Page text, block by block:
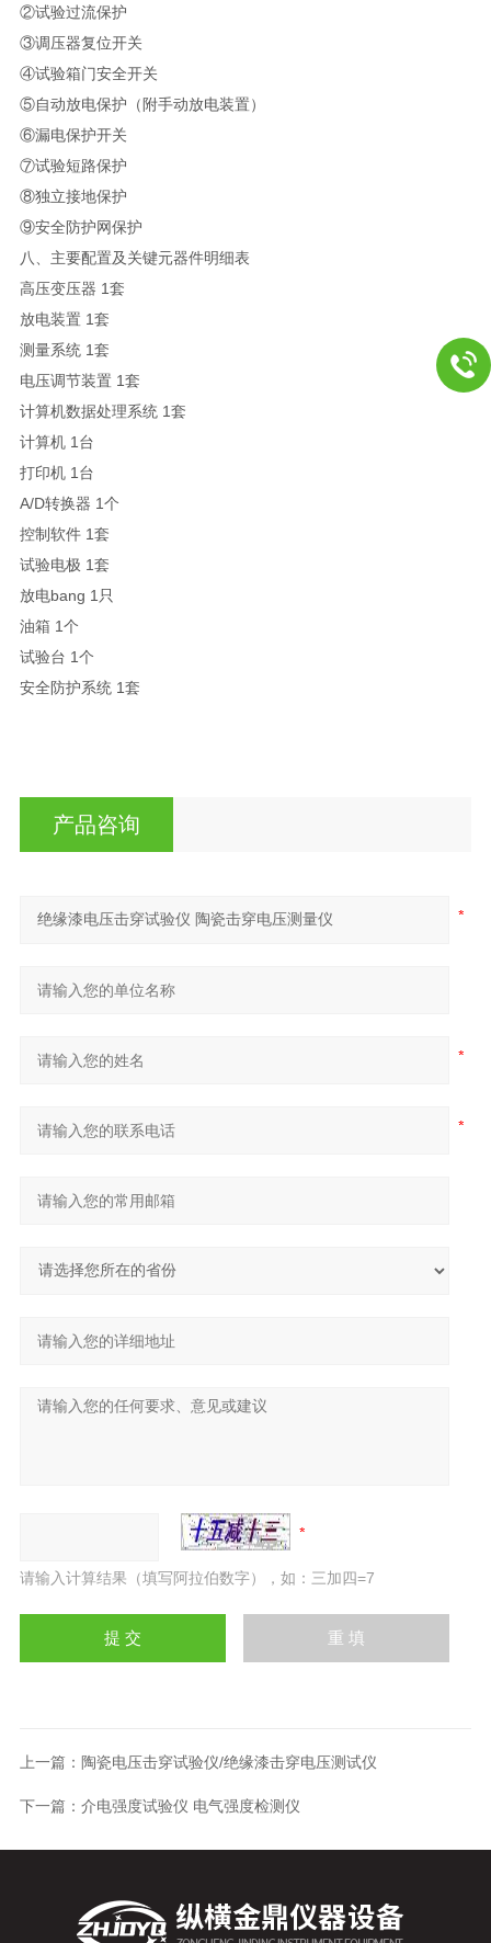
②试验过流保护
③调压器复位开关
④试验箱门安全开关
⑤自动放电保护（附手动放电装置）
⑥漏电保护开关
⑦试验短路保护
⑧独立接地保护
⑨安全防护网保护
八、主要配置及关键元器件明细表
高压变压器 1套
放电装置 1套
测量系统 1套
电压调节装置 1套
计算机数据处理系统 1套
计算机 1台
打印机 1台
A/D转换器 1个
控制软件 1套
试验电极 1套
放电bang 1只
油箱 1个
试验台 1个
安全防护系统 1套
产品咨询
请输入计算结果（填写阿拉伯数字），如：三加四=7
上一篇： 陶瓷电压击穿试验仪/绝缘漆击穿电压测试仪
下一篇： 介电强度试验仪 电气强度检测仪